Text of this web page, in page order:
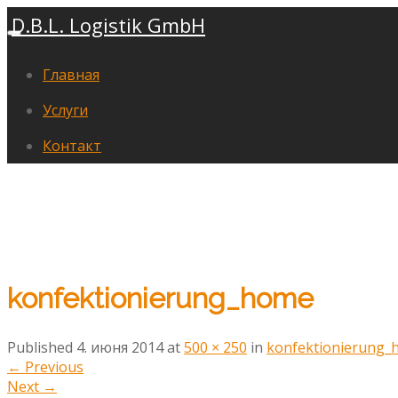
D.B.L. Logistik GmbH
Главная
Услуги
Контакт
konfektionierung_home
Published 4. июня 2014at500 × 250 in
← Previous
Next →